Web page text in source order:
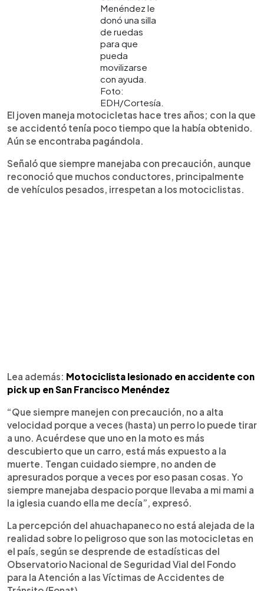
Menéndez le
donó una silla
de ruedas
para que
pueda
movilizarse
con ayuda.
Foto:
EDH/Cortesía.
El joven maneja motocicletas hace tres años; con la que
se accidentó tenía poco tiempo que la había obtenido.
Aún se encontraba pagándola.
Señaló que siempre manejaba con precaución, aunque
reconoció que muchos conductores, principalmente
de vehículos pesados, irrespetan a los motociclistas.
Lea además: Motociclista lesionado en accidente con
pick up en San Francisco Menéndez
“Que siempre manejen con precaución, no a alta
velocidad porque a veces (hasta) un perro lo puede tirar
a uno. Acuérdese que uno en la moto es más
descubierto que un carro, está más expuesto a la
muerte. Tengan cuidado siempre, no anden de
apresurados porque a veces por eso pasan cosas. Yo
siempre manejaba despacio porque llevaba a mi mami a
la iglesia cuando ella me decía”, expresó.
La percepción del ahuachapaneco no está alejada de la
realidad sobre lo peligroso que son las motocicletas en
el país, según se desprende de estadísticas del
Observatorio Nacional de Seguridad Vial del Fondo
para la Atención a las Víctimas de Accidentes de